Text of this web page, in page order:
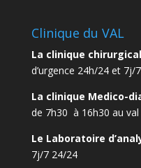
Clinique du VAL
La clinique
d’urgence 24h/24 et 7j/
La clinique Medico-
de 7h30 à 16h30 au val
Le Laboratoire
7j/7 24/24